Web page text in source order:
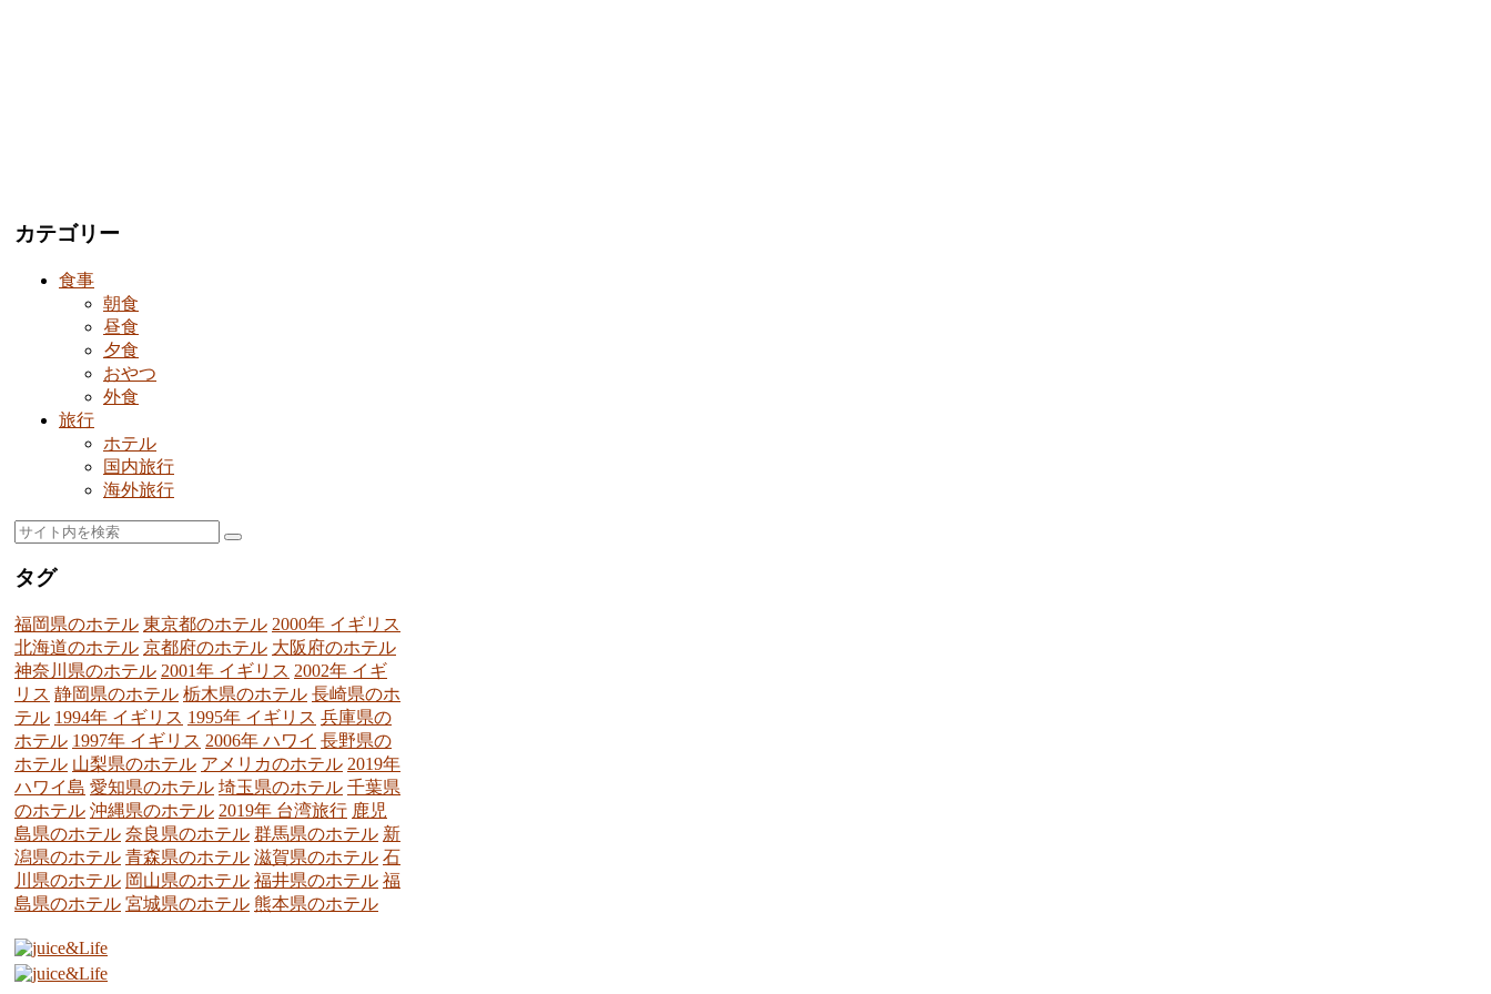
カテゴリー
食事
朝食
昼食
夕食
おやつ
外食
旅行
ホテル
国内旅行
海外旅行
タグ
福岡県のホテル 東京都のホテル 2000年 イギリス
北海道のホテル 京都府のホテル 大阪府のホテル
神奈川県のホテル 2001年 イギリス 2002年 イギ
リス 静岡県のホテル 栃木県のホテル 長崎県のホ
テル 1994年 イギリス 1995年 イギリス 兵庫県の
ホテル 1997年 イギリス 2006年 ハワイ 長野県の
ホテル 山梨県のホテル アメリカのホテル 2019年
ハワイ島 愛知県のホテル 埼玉県のホテル 千葉県
のホテル 沖縄県のホテル 2019年 台湾旅行 鹿児
島県のホテル 奈良県のホテル 群馬県のホテル 新
潟県のホテル 青森県のホテル 滋賀県のホテル 石
川県のホテル 岡山県のホテル 福井県のホテル 福
島県のホテル 宮城県のホテル 熊本県のホテル